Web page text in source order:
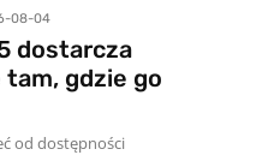
08-04
dostarcza
gdzie go
od dostępności